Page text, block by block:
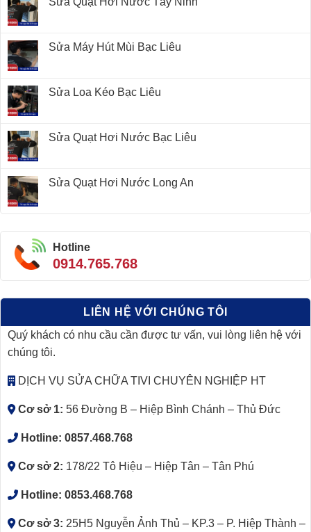
Sửa Máy Hút Mùi Bạc Liêu
Sửa Loa Kéo Bạc Liêu
Sửa Quạt Hơi Nước Bạc Liêu
Sửa Quạt Hơi Nước Long An
Hotline
0914.765.768
LIÊN HỆ VỚI CHÚNG TÔI
Quý khách có nhu cầu cần được tư vấn, vui lòng liên hệ với
chúng tôi.
DỊCH VỤ SỬA CHỮA TIVI CHUYÊN NGHIỆP HT
Cơ sở 1: 56 Đường B – Hiệp Bình Chánh – Thủ Đức
Hotline: 0857.468.768
Cơ sở 2: 178/22 Tô Hiệu – Hiệp Tân – Tân Phú
Hotline: 0853.468.768
Cơ sở 3: 25H5 Nguyễn Ảnh Thủ – KP.3 – P. Hiệp Thành –